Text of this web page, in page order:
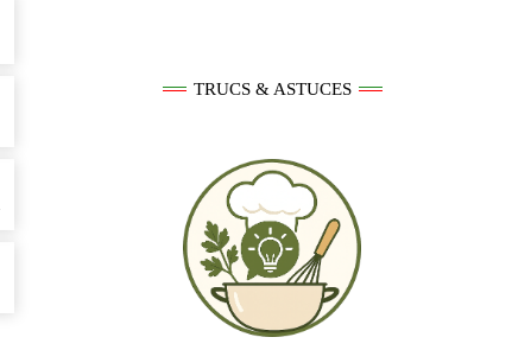
TRUCS & ASTUCES